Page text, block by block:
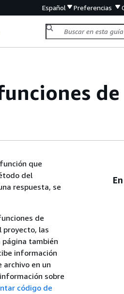
Español Preferencias
de
que
del
respuesta, se
de
proyecto, las
página también
información
archivo en un
sobre
código de